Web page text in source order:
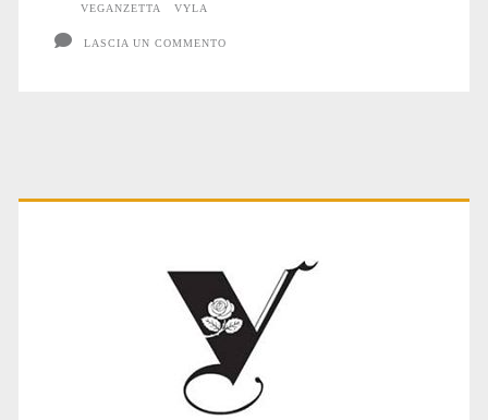
VEGANZETTA
VYLA
LASCIA UN COMMENTO
Primary